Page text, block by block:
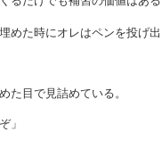
た時にオレはペンを投げ出
目で見詰めている。
」